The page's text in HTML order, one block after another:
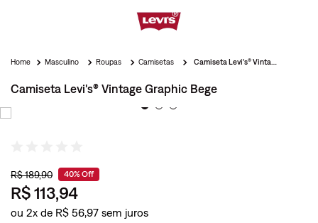
Masculino Roupas Camisetas
Camiseta Levi's® Vintage Graphic Bege
R$189,90 40% Off
R$113,94
ou 2x de R$ 56,97